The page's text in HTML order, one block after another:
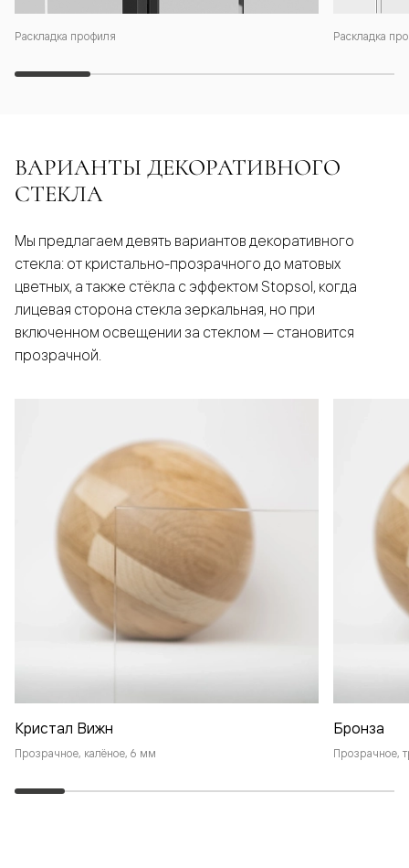
Раскладка профиля Раскладка
ВАРИАНТЫ ДЕКОРАТИВНОГО
СТЕКЛА
Мы предлагаем девять вариантов декоративного
стекла: от кристально-прозрачного до матовых
цветных, а также стёкла с эффектом Stopsol, когда
лицевая сторона стекла зеркальная, но при
включенном освещении за стеклом — становится
прозрачной.
Кристал Вижн
Прозрачное, калёное, 6 мм
Бронза
Прозрачное,